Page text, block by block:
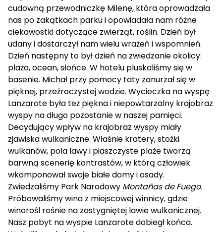
cudowną przewodniczkę Milenę, która oprowadzała
nas po zakątkach parku i opowiadała nam różne
ciekawostki dotyczące zwierząt, roślin. Dzień był
udany i dostarczył nam wielu wrażeń i wspomnień.
Dzień następny to był dzień na zwiedzanie okolicy:
plaża, ocean, słońce. W hotelu pluskaliśmy się w
basenie. Michał przy pomocy taty zanurzał się w
pięknej, przeźroczystej wodzie. Wycieczka na wyspę
Lanzarote była też piękna i niepowtarzalny krajobraz
wyspy na długo pozostanie w naszej pamięci.
Decydujący wpływ na krajobraz wyspy miały
zjawiska wulkaniczne. Właśnie kratery, stożki
wulkanów, pola lawy i piaszczyste plaże tworzą
barwną scenerię kontrastów, w którą człowiek
wkomponował swoje białe domy i osady.
Zwiedzaliśmy Park Narodowy Montañas de Fuego.
Próbowaliśmy wina z miejscowej winnicy, gdzie
winorośl rośnie na zastygniętej lawie wulkanicznej.
Nasz pobyt na wyspie Lanzarote dobiegł końca.